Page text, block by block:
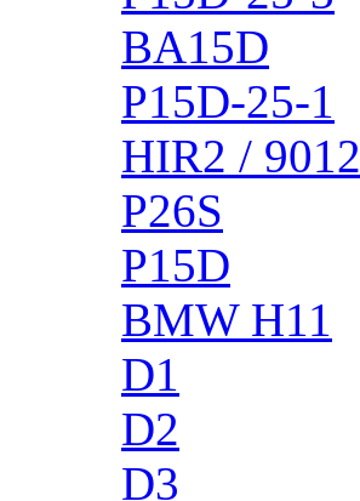
BA15D
P15D-25-1
HIR2 / 9012
P26S
P15D
BMW H11
D1
D2
D3